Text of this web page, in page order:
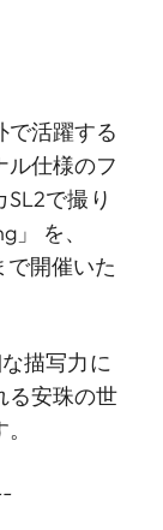
で活躍する
ル仕様のフ
で撮り
を、
で開催いた
描写力に
る安珠の世